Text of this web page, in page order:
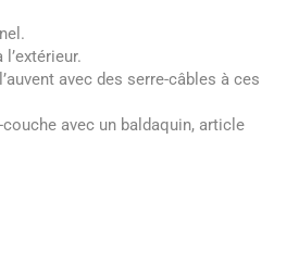
avec des serre-câbles à ces
avec un baldaquin, article